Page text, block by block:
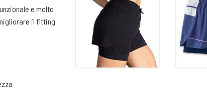
e molto
il fitting